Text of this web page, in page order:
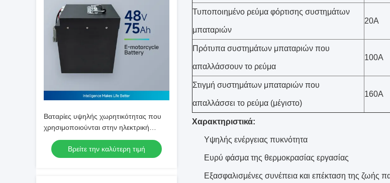
Βαταρίες υψηλής χωρητικότητας που
χρησιμοποιούνται στην ηλεκτρική
μπαταρία μοτοσυκλέτας NCM48V75Ah
12.5A Max Charging Current
Βρείτε την καλύτερη τιμή
Τυποποιημένο ρεύμα φόρτισης συστημάτων
μπαταριών
20A
Πρότυπα συστημάτων μπαταριών που
απαλλάσσουν το ρεύμα
100A
Στιγμή συστημάτων μπαταριών που
απαλλάσσει το ρεύμα (μέγιστο)
160A
Χαρακτηριστικά:
Υψηλής ενέργειας πυκνότητα
Ευρύ φάσμα της θερμοκρασίας εργασίας
Εξασφαλισμένες συνέπεια και επέκταση της ζωής